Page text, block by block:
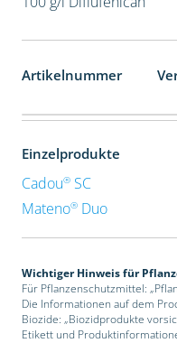
Artikelnummer
Einzelprodukte
Cadou®SC
Mateno®Duo
Wichtiger Hinweis für
Für Pflanzenschutzmittel:
Die Informationen auf dem
Biozide: „Biozidprodukte
Etikett und